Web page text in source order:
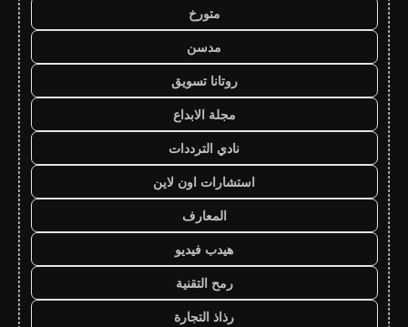
متورخ
مدسن
روتانا تسويق
مجلة الابداع
نادي الترددات
استشارات اون لاين
المعارف
هيدب فيديو
رمح التقنية
رذاذ التجارة